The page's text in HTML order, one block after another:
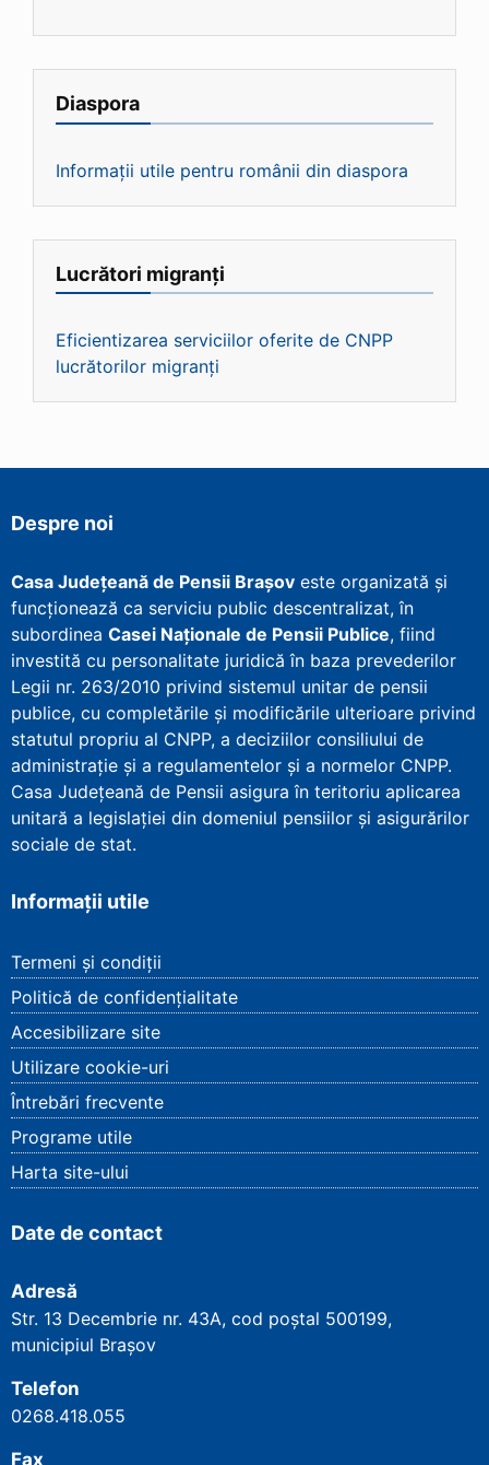
Diaspora
Informații utile pentru românii din diaspora
Lucrători migranți
Eficientizarea serviciilor oferite de CNPP
lucrătorilor migranți
Despre noi
Casa Județeană de Pensii Brașov este organizată și
funcționează ca serviciu public descentralizat, în
subordinea Casei Naționale de Pensii Publice, fiind
investită cu personalitate juridică în baza prevederilor
Legii nr. 263/2010 privind sistemul unitar de pensii
publice, cu completările și modificările ulterioare privind
statutul propriu al CNPP, a deciziilor consiliului de
administrație și a regulamentelor și a normelor CNPP.
Casa Județeană de Pensii asigura în teritoriu aplicarea
unitară a legislației din domeniul pensiilor și asigurărilor
sociale de stat.
Informații utile
Termeni și condiții
Politică de confidențialitate
Accesibilizare site
Utilizare cookie-uri
Întrebări frecvente
Programe utile
Harta site-ului
Date de contact
Adresă
Str. 13 Decembrie nr. 43A, cod poștal 500199,
municipiul Brașov
Telefon
0268.418.055
Fax